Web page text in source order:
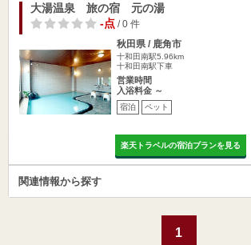
大湯温泉 旅の宿 元の湯
-点/ 0 件
秋田県 / 鹿角市
十和田南駅5.96km
十和田南駅下車
営業時間
入浴料金 ～
宿泊 ペット
楽天トラベルの宿泊プランを見る
関連情報から探す
1